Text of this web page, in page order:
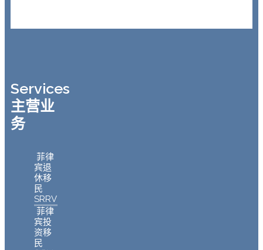
Services
主营业
务
菲律
宾退
休移
民
SRRV
菲律
宾投
资移
民